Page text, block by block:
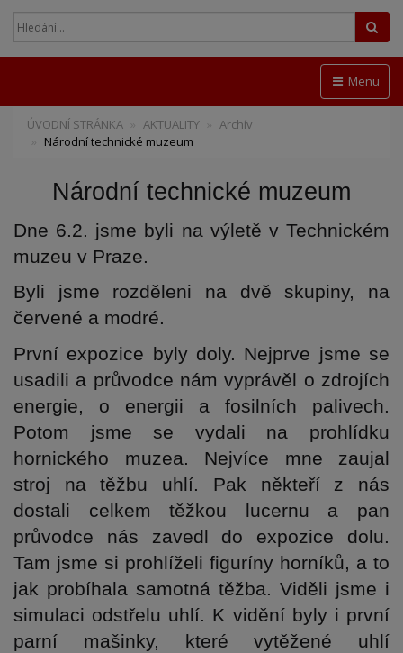
Menu
ÚVODNÍ STRÁNKA AKTUALITY
Archív
Národní technické muzeum
Národní technické muzeum
Dne 6.2. jsme byli na výletě v Technickém
muzeu v Praze.
Byli jsme rozděleni na dvě skupiny, na
červené a modré.
První expozice byly doly. Nejprve jsme se
usadili a průvodce nám vyprávěl o zdrojích
energie, o energii a fosilních palivech.
Potom jsme se vydali na prohlídku
hornického muzea. Nejvíce mne zaujal
stroj na těžbu uhlí. Pak někteří z nás
dostali celkem těžkou lucernu a pan
průvodce nás zavedl do expozice dolu.
Tam jsme si prohlíželi figuríny horníků, a to
jak probíhala samotná těžba. Viděli jsme i
simulaci odstřelu uhlí. K vidění byly i první
parní mašinky, které vytěžené uhlí